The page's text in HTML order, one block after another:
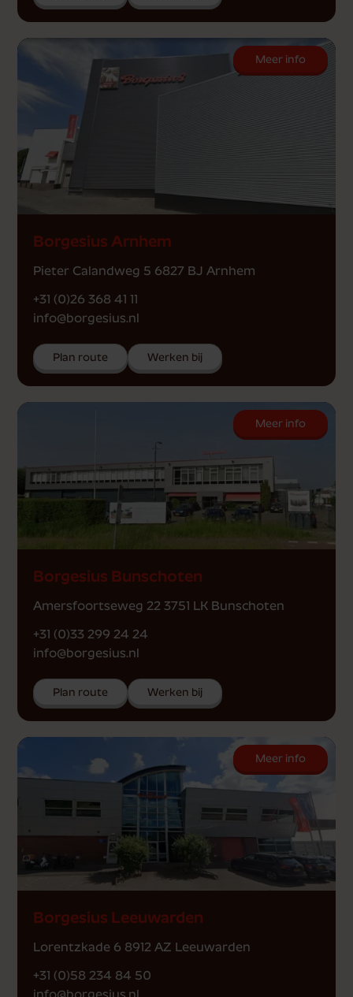
Meer info
Borgesius Arnhem
Pieter Calandweg 5 6827 BJ Arnhem
+31 (0)26 368 41 11
info@borgesius.nl
Plan route Werken bij
Meer info
Borgesius Bunschoten
Amersfoortseweg 22 3751 LK Bunschoten
+31 (0)33 299 24 24
info@borgesius.nl
Plan route Werken bij
Meer info
Borgesius Leeuwarden
Lorentzkade 6 8912 AZ Leeuwarden
+31 (0)58 234 84 50
info@borgesius.nl